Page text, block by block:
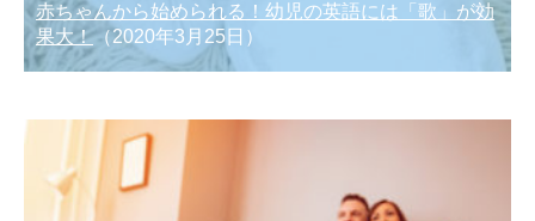
赤ちゃんから始められる！幼児の英語には「歌」が効
果大！（2020年3月25日）